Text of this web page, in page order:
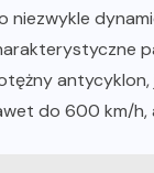
do 600 km/